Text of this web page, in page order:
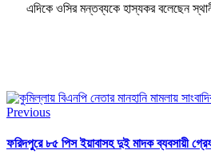
এদিকে ওসির মন্তব্যকে হাস্যকর বলেছেন
Previous
ফরিদপুরে ৮৫ পিস ইয়াবাসহ দুই মাদক ব্যবসায়ী